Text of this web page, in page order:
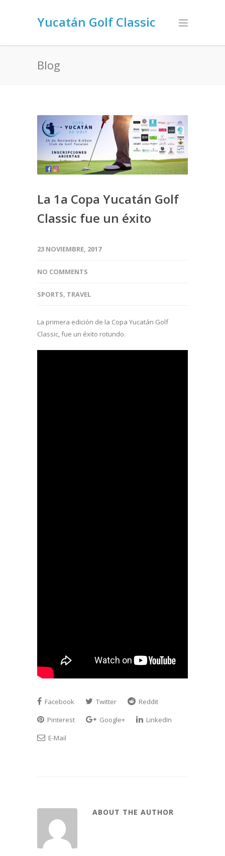
Yucatán Golf Classic
Blog
La 1a Copa Yucatán Golf
Classic fue un éxito
23 NOVIEMBRE, 2017
NO COMMENTS
SPORTS, TRAVEL
La primera edición de la Copa Yucatán Golf
Classic, fue un éxito rotundo.
Facebook Twitter
Reddit
Pinterest
Google+
LinkedIn
E-Mail
ABOUT THE AUTHOR